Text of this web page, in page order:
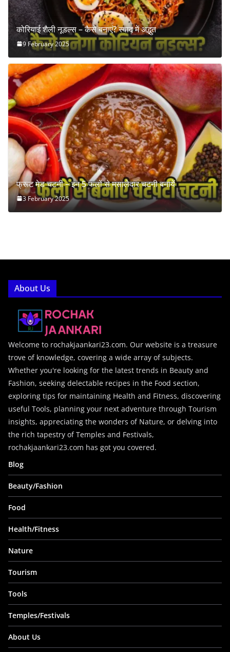
कोरियाई शैली नूडल्स – कैसे बनाएं? स्वाद में अद्भुत
9 February 2025
फ्रूट मेड चटनी – इन 5 फलों से मसालेदार चटनी बनायें
3 February 2025
About Us
Welcome to rochakjaankari23.com. Our website is a treasure
trove of knowledge, covering a wide array of subjects.
Whether you're looking for the latest trends in Beauty and
Fashion, seeking delectable recipes in the Food section,
exploring tips for maintaining Health and Fitness, discovering
useful Tools, planning your next adventure through Tourism
insights, appreciating the wonders of Nature, or delving into
the rich tapestry of Temples and Festivals,
rochakjaankari23.com has got you covered.
Blog
Beauty/Fashion
Food
Health/Fitness
Nature
Tourism
Tools
Temples/Festivals
About Us